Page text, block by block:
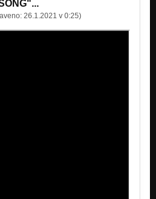
26.1.2021 v 0:25)